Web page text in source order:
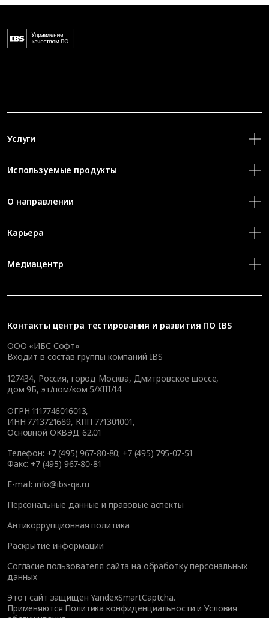
Контакты центра тестирования и развития ПО IBS
ООО «ИБС Софт»
Входит в состав группы компаний IBS
127434, Россия, город Москва, Дмитровское шоссе,
дом 9Б, эт/пом/ком 5/XIII/14
ОГРН 1117746016013,
ИНН 7713721689, КПП 771301001,
Основной ОКВЭД 62.01
Телефон: +7 (495) 967-80-80; +7 (495) 795-07-51
Факс: +7 (495) 967-80-81
E-mail: info@ibs-qa.ru
Персональные данные и правовые аспекты
Антикоррупционная политика
Раскрытие информации
Согласие пользователя сайта на обработку персональных
данных
Этот сайт защищен YandexSmartCaptcha.
Применяются Политика конфиденциальности иУсловия
Услуги
Используемые продукты
О направлении
Карьера
Медиацентр